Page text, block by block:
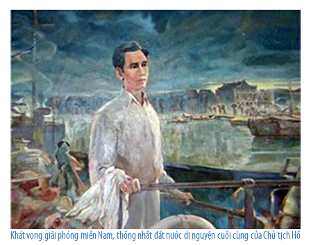
Khát vọng giải phóng miền Nam, thống nhất đất nước di nguyện cuối cùng của Chủ tịch Hồ